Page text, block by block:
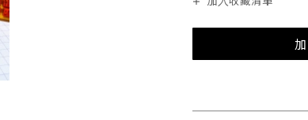
加入收藏清單